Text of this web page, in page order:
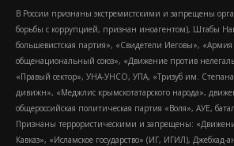
В России признаны экстремистскими и запрещены
борьбы с коррупцией, признан иноагентом), Штабы
большевистская партия», «Свидетели Иеговы», «Армия
общенациональный союз», «Движение против
«Правый сектор», УНА-УНСО, УПА, «Тризуб им.
дивижн», «Меджлис крымскотатарского народа»,
общероссийская политическая партия «Воля», АУЕ,
Признаны террористическими и запрещены:
Кавказ», «Исламское государство» (ИГ, ИГИЛ),